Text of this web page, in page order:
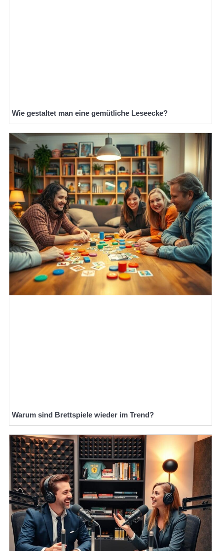
Wie gestaltet man eine gemütliche Leseecke?
Warum sind Brettspiele wieder im Trend?